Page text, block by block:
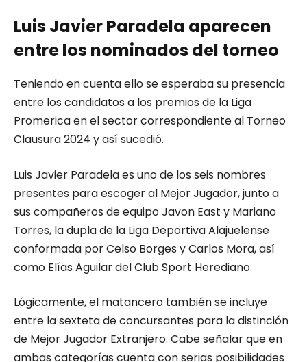
Luis Javier Paradela aparecen
entre los nominados del torneo
Teniendo en cuenta ello se esperaba su presencia
entre los candidatos a los premios de la Liga
Promerica en el sector correspondiente al Torneo
Clausura 2024 y así sucedió.
Luis Javier Paradela es uno de los seis nombres
presentes para escoger al Mejor Jugador, junto a
sus compañeros de equipo Javon East y Mariano
Torres, la dupla de la Liga Deportiva Alajuelense
conformada por Celso Borges y Carlos Mora, así
como Elías Aguilar del Club Sport Herediano.
Lógicamente, el matancero también se incluye
entre la sexteta de concursantes para la distinción
de Mejor Jugador Extranjero. Cabe señalar que en
ambas categorías cuenta con serias posibilidades